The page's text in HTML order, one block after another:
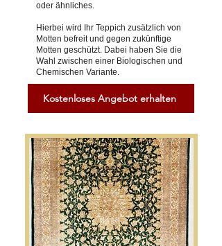
oder ähnliches.
Hierbei wird Ihr Teppich zusätzlich von
Motten befreit und gegen zukünftige
Motten geschützt. Dabei haben Sie die
Wahl zwischen einer Biologischen und
Chemischen Variante.
Kostenloses Angebot erhalten